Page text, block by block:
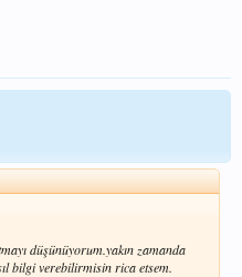
düşünüyorum.yakın zamanda
bilgi verebilirmisin rica etsem.